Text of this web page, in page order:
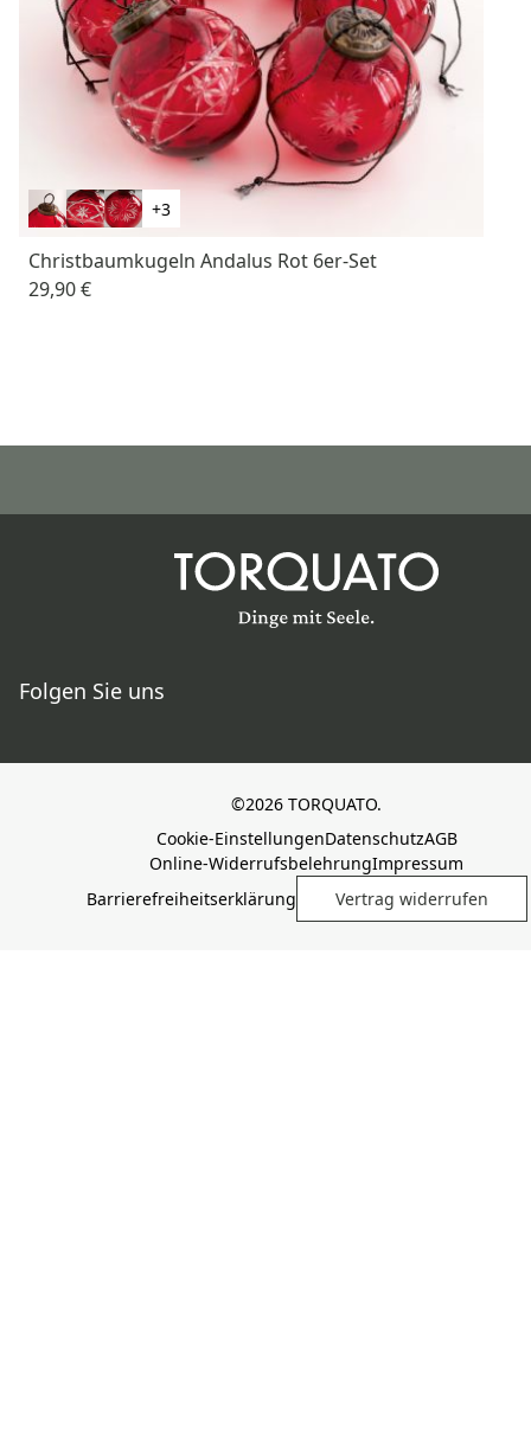
+3
Christbaumkugeln Andalus Rot 6er-Set
29,90 €
Folgen Sie uns
©2026 TORQUATO.
Cookie-EinstellungenDatenschutzAGB
Online-WiderrufsbelehrungImpressum
Barrierefreiheitserklärung
Vertrag widerrufen